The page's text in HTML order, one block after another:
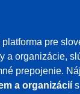
pre
a organizácie,
prepojenie.
a organizácií